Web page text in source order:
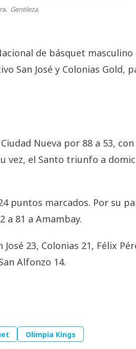
Gentileza.
de básquet
San José y Colonias Gold,
Nueva por 88 a 53,
vez, el Santo triunfo a
puntos marcados. Por su
a 81 a Amambay.
23, Colonias 21, Félix
Alfonzo 14.
Olimpia Kings